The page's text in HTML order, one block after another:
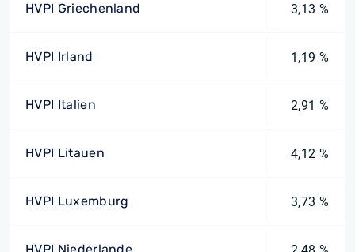
HVPI Griechenland 3,13 %
HVPI Irland 1,19 %
HVPI Italien 2,91 %
HVPI Litauen 4,12 %
HVPI Luxemburg 3,73 %